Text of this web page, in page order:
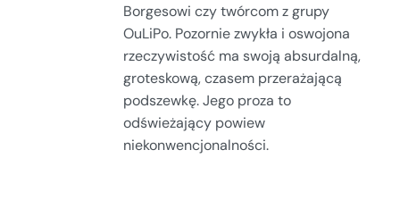
Borgesowi czy twórcom z grupy
OuLiPo. Pozornie zwykła i oswojona
rzeczywistość ma swoją absurdalną,
groteskową, czasem przerażającą
podszewkę. Jego proza to
odświeżający powiew
niekonwencjonalności.